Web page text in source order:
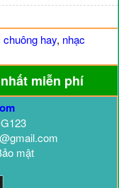
chuông hay, nhạc
miễn phí
mật